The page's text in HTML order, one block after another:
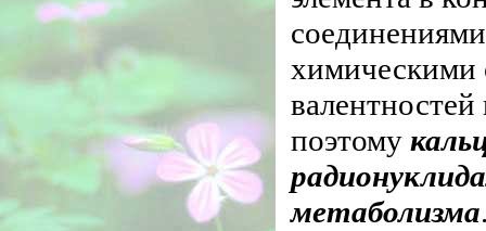
химическими
поэтому
метаболизма